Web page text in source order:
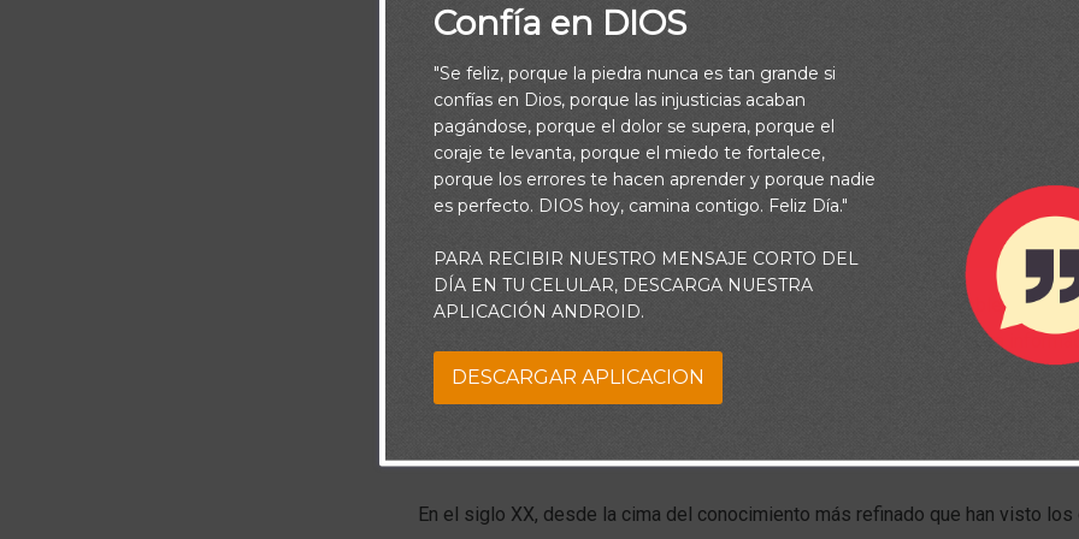
El positivismo del famoso filosofo Auguste Comte dice que el problema
humano es la ignorancia. Sin embargo, el ser humano no sólo necesita
sobre todo transformación. El ser humano que se ha cultivado en amplios
En el siglo XX, desde la cima del conocimiento más refinado que han visto los
Confía en DIOS
"Se feliz, porque la piedra nunca es tan grande si
confías en Dios, porque las injusticias acaban
pagándose, porque el dolor se supera, porque el
coraje te levanta, porque el miedo te fortalece,
porque los errores te hacen aprender y porque nadie
es perfecto. DIOS hoy, camina contigo. Feliz Día."
PARA RECIBIR NUESTRO MENSAJE CORTO DEL
DÍA EN TU CELULAR, DESCARGA NUESTRA
APLICACIÓN ANDROID.
DESCARGAR APLICACION